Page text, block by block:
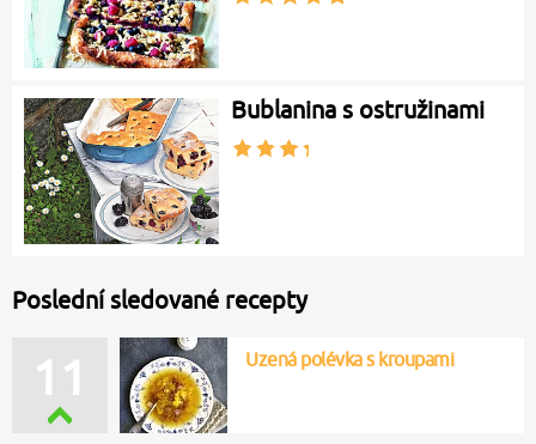
Bublanina s ostružinami
Poslední sledované recepty
12 Uzená polévka s kroupami